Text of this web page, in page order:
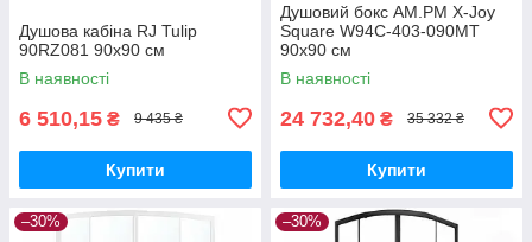
Душова кабіна RJ Tulip
90RZ081 90х90 см
В наявності
6 510,15 ₴ 9 435 ₴
Купити
Душовий бокс AM.PM X-Joy
Square W94C-403-090MT
90х90 см
В наявності
24 732,40 ₴ 35 332 ₴
Купити
–30% –30%